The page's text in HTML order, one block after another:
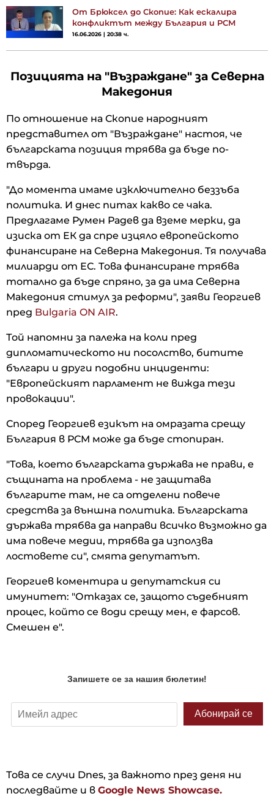
От Брюксел до Скопие: Как ескалира
конфликтът между България и РСМ
16.06.2026 | 20:38 ч.
Позицията на "Възраждане" за Северна
Македония
По отношение на Скопие народният
представител от "Възраждане" настоя, че
българската позиция трябва да бъде по-
твърда.
"До момента имаме изключително беззъба
политика. И днес питах какво се чака.
Предлагаме Румен Радев да вземе мерки, да
изиска от ЕК да спре изцяло европейското
финансиране на Северна Македония. Тя получава
милиарди от ЕС. Това финансиране трябва
тотално да бъде спряно, за да има Северна
Македония стимул за реформи", заяви Георгиев
пред Bulgaria ON AIR.
Той напомни за палежа на коли пред
дипломатическото ни посолство, битите
българи и други подобни инциденти:
"Европейският парламент не вижда тези
провокации".
Според Георгиев езикът на омразата срещу
България в РСМ може да бъде стопиран.
"Това, което българската държава не прави, е
същината на проблема - не защитава
българите там, не са отделени повече
средства за външна политика. Българската
държава трябва да направи всичко възможно да
има повече медии, трябва да използва
лостовете си", смята депутатът.
Георгиев коментира и депутатския си
имунитет: "Отказах се, защото съдебният
процес, който се води срещу мен, е фарсов.
Смешен е".
Това се случи Dnes, за важното през деня ни
последвайте и в Google News Showcase.